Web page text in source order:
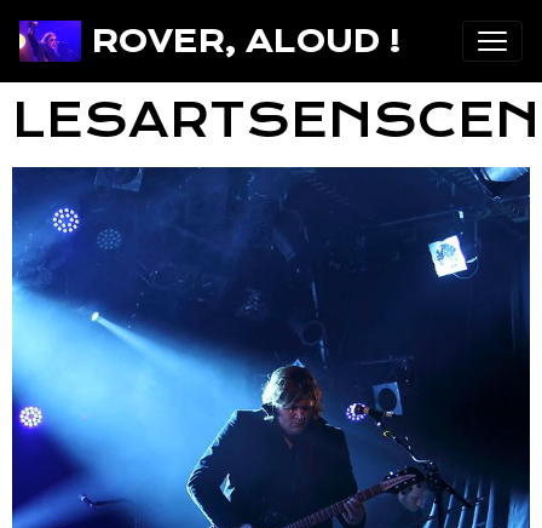
ROVER, ALOUD !